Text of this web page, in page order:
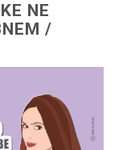
NE
/